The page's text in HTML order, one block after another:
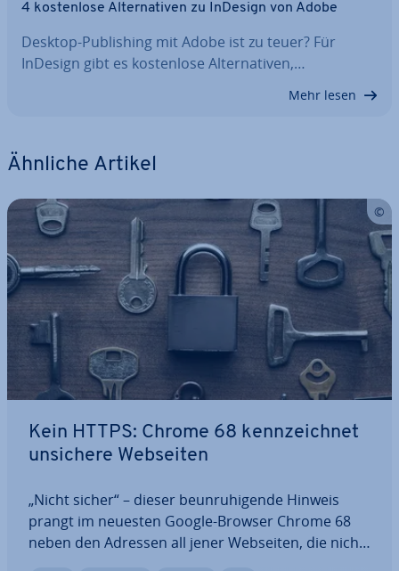
4 kos­ten­lo­se Al­ter­na­ti­ven zu InDesign von Adobe
Desktop-Pu­bli­shing mit Adobe ist zu teuer? Für
InDesign gibt es kos­ten­lo­se Al­ter­na­ti­ven,…
Mehr lesen
Ähnliche Artikel
Kein HTTPS: Chrome 68 kenn­zeich­net
unsichere Webseiten
„Nicht sicher“ – dieser be­un­ru­hi­gen­de Hinweis
prangt im neuesten Google-Browser Chrome 68
neben den Adressen all jener Webseiten, die nicht